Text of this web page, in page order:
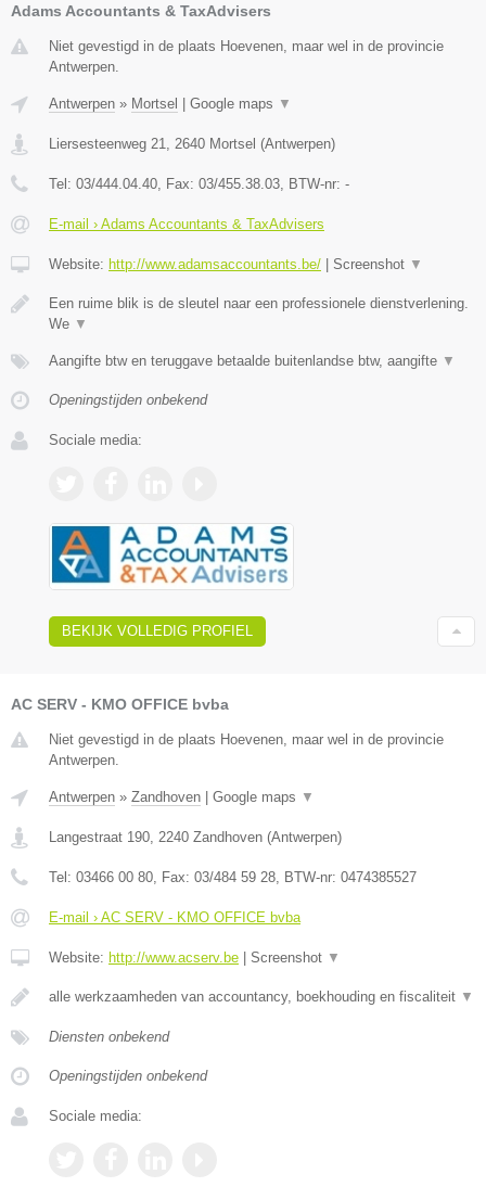
Adams Accountants & TaxAdvisers
Niet gevestigd in de plaats Hoevenen, maar wel in de provincie
Antwerpen.
Antwerpen » Mortsel Google maps ▼
Liersesteenweg 21 2640 Mortsel (Antwerpen)
Tel: 03/444.04.40 , Fax: 03/455.38.03 , BTW-nr: -
E-mail › Adams Accountants & TaxAdvisers
Website: http://www.adamsaccountants.be/ Screenshot ▼
Een ruime blik is de sleutel naar een professionele dienstverlening.
We ▼
Aangifte btw en teruggave betaalde buitenlandse btw, aangifte ▼
Openingstijden onbekend
Sociale media:
BEKIJK VOLLEDIG PROFIEL
AC SERV - KMO OFFICE bvba
Niet gevestigd in de plaats Hoevenen, maar wel in de provincie
Antwerpen.
Antwerpen » Zandhoven Google maps ▼
Langestraat 190, 2240 Zandhoven (Antwerpen)
Tel: 03466 00 80, Fax: 03/484 59 28, BTW-nr: 0474385527
E-mail › AC SERV - KMO OFFICE bvba
Website: http://www.acserv.be Screenshot ▼
alle werkzaamheden van accountancy, boekhouding en fiscaliteit ▼
Diensten onbekend
Openingstijden onbekend
Sociale media: